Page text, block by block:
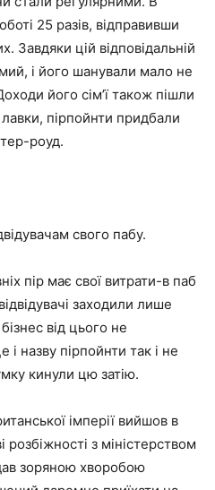
25 разів, відправивши
Завдяки цій відповідальній
і його шанували мало не
його сім’ї також пішли
пірпойнти придбали
роуд.
свого пабу.
пір має свої витрати-в паб
заходили лише
від цього не
назву пірпойнти так і не
кинули цю затію.
імперії вийшов в
розбіжності з міністерством
зоряною хворобою